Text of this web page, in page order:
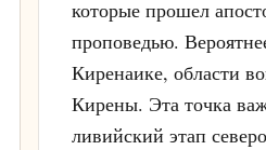
которые прошел
проповедью.
Киренаике, области
Кирены. Эта точка
ливийский этап